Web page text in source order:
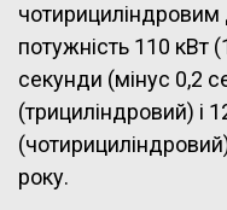
потужність 110 кВт
секунди (мінус 0,2
(трициліндровий) і
року.